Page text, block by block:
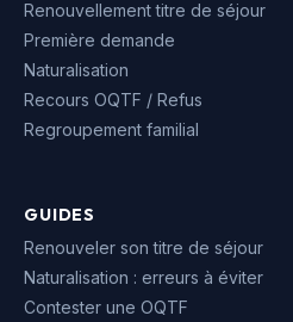
Renouvellement titre de séjour
Première demande
Naturalisation
Recours OQTF / Refus
Regroupement familial
GUIDES
Renouveler son titre de séjour
Naturalisation : erreurs à éviter
Contester une OQTF